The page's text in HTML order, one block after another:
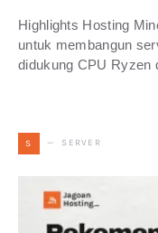
Highlights Hosting
untuk membangun
didukung CPU Ryzen
S SERVER